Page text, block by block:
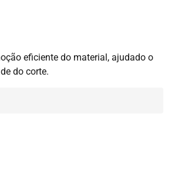
eficiente do material, ajudado o
do corte.